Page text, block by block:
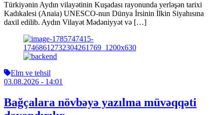
Türkiyənin Aydın vilayətinin Kuşadası rayonunda yerləşən tarixi
Kadıkalesi (Anaia) UNESCO-nun Dünya İrsinin İlkin Siyahısına
daxil edilib. Aydın Vilayət Mədəniyyət və […]
Elm ve tehsil
03.08.2026 - 14:01
Bağçalara növbəyə yazılma müvəqqəti